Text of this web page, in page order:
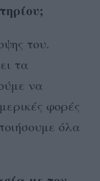
του.
τα
να
φορές
όλα